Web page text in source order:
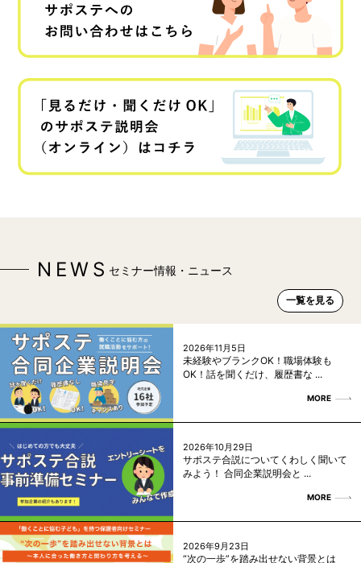
NEWS セミナー情報・ニュース
一覧を見る
2026年11月5日
未経験やブランクOK！職場体験も
OK！話を聞くだけ、履歴書な ...
MORE
2026年10月29日
サポステ合説についてくわしく聞いて
みよう！ 合同企業説明会と ...
MORE
2026年9月23日
“次の一歩”を踏み出せない背景とは